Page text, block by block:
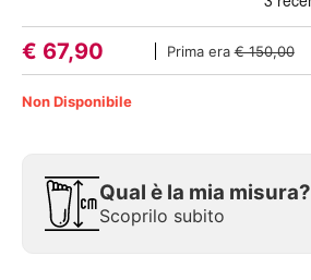
€ 67,90 Prima era€ 150,00
Non Disponibile
Qual è la mia misura?
Scoprilo subito